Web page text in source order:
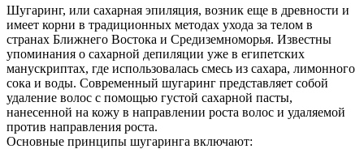
Шугаринг, или сахарная эпиляция, возник еще в древности и
имеет корни в традиционных методах ухода за телом в
странах Ближнего Востока и Средиземноморья. Известны
упоминания о сахарной депиляции уже в египетских
манускриптах, где использовалась смесь из сахара, лимонного
сока и воды. Современный шугаринг представляет собой
удаление волос с помощью густой сахарной пасты,
нанесенной на кожу в направлении роста волос и удаляемой
против направления роста.
Основные принципы шугаринга включают: